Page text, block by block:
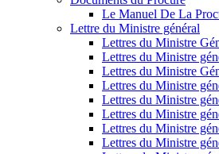
Le Manuel De La
Lettre du Ministre général
Lettres du Ministre
Lettres du Ministre
Lettres du Ministre
Lettres du Ministre
Lettres du Ministre
Lettres du Ministre
Lettres du Ministre
Lettres du Ministre